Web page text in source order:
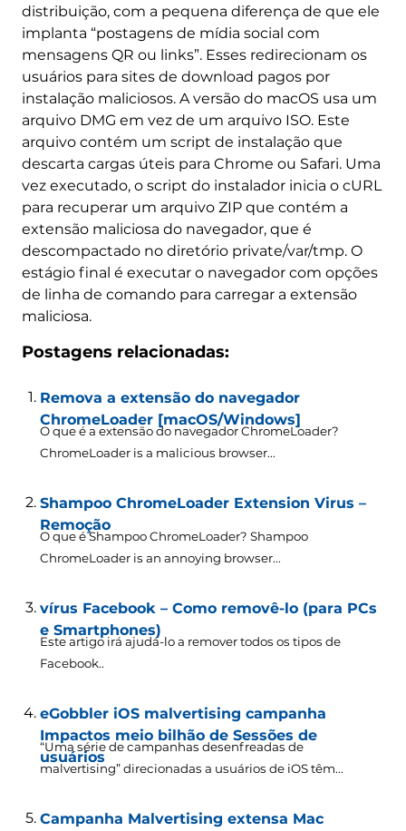
distribuição, com a pequena diferença de que ele
implanta “postagens de mídia social com
mensagens QR ou links”. Esses redirecionam os
usuários para sites de download pagos por
instalação maliciosos. A versão do macOS usa um
arquivo DMG em vez de um arquivo ISO. Este
arquivo contém um script de instalação que
descarta cargas úteis para Chrome ou Safari. Uma
vez executado, o script do instalador inicia o cURL
para recuperar um arquivo ZIP que contém a
extensão maliciosa do navegador, que é
descompactado no diretório private/var/tmp. O
estágio final é executar o navegador com opções
de linha de comando para carregar a extensão
maliciosa.
Postagens relacionadas:
Remova a extensão do navegador
ChromeLoader [macOS/Windows]
O que é a extensão do navegador ChromeLoader?
ChromeLoader is a malicious browser...
Shampoo ChromeLoader Extension Virus –
Remoção
O que é Shampoo ChromeLoader? Shampoo
ChromeLoader is an annoying browser...
vírus Facebook – Como removê-lo (para PCs
e Smartphones)
Este artigo irá ajudá-lo a remover todos os tipos de
Facebook..
eGobbler iOS malvertising campanha
Impactos meio bilhão de Sessões de
usuários
“Uma série de campanhas desenfreadas de
malvertising” direcionadas a usuários de iOS têm...
Campanha Malvertising extensa Mac